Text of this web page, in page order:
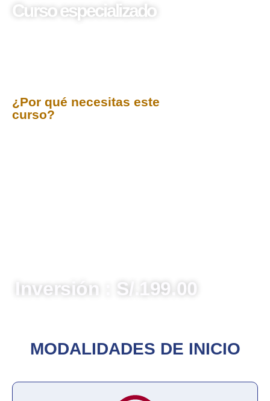
Curso especializado
¿Por qué necesitas este
curso?
Inversión : S/.199.00
MODALIDADES DE INICIO